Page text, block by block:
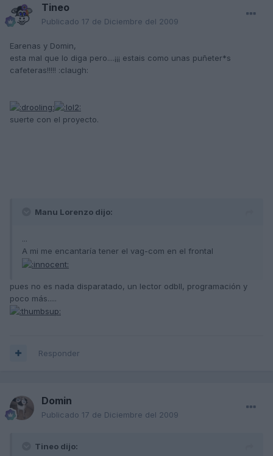
Tineo
Publicado 17 de Diciembre del 2009
Earenas y Domin,
esta mal que lo diga pero....¡¡¡ estais como unas puñeter*s
cafeteras!!!!! :claugh:
suerte con el proyecto.
Manu Lorenzo dijo:
...
A mi me encantaría tener el vag-com en el frontal
pues no es nada disparatado, un lector odbII, programación y
poco más.....
Responder
Domin
Publicado 17 de Diciembre del 2009
Tineo dijo: